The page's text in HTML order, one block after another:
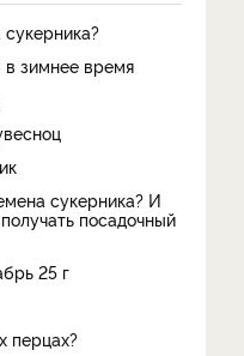
сукерника?
в зимнее время
сукерника? И
посадочный
25 г
перцах?